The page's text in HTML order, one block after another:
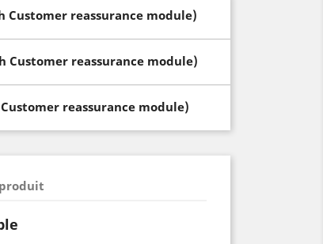
reassurance module)
reassurance module)
reassurance module)